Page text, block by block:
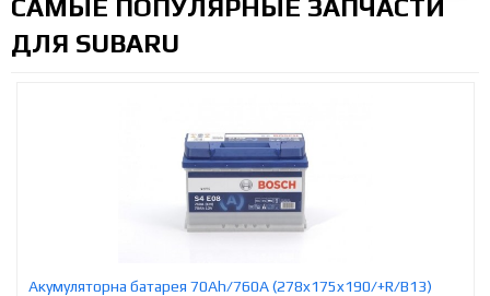
САМЫЕ ПОПУЛЯРНЫЕ ЗАПЧАСТИ
ДЛЯ SUBARU
Акумуляторна батарея 70Ah/760A (278x175x190/+R/B13)